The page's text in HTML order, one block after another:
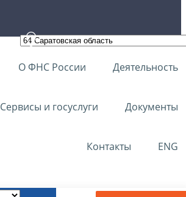
О ФНС России Деятельность
Сервисы и госуслуги Документы
Контакты ENG